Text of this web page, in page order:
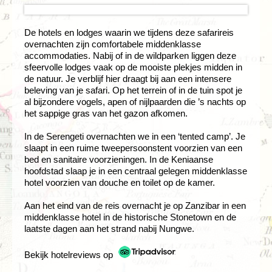
De hotels en lodges waarin we tijdens deze safarireis
overnachten zijn comfortabele middenklasse
accommodaties. Nabij of in de wildparken liggen deze
sfeervolle lodges vaak op de mooiste plekjes midden in
de natuur. Je verblijf hier draagt bij aan een intensere
beleving van je safari. Op het terrein of in de tuin spot je
al bijzondere vogels, apen of nijlpaarden die ’s nachts op
het sappige gras van het gazon afkomen.
In de Serengeti overnachten we in een ‘tented camp’. Je
slaapt in een ruime tweepersoonstent voorzien van een
bed en sanitaire voorzieningen. In de Keniaanse
hoofdstad slaap je in een centraal gelegen middenklasse
hotel voorzien van douche en toilet op de kamer.
Aan het eind van de reis overnacht je op Zanzibar in een
middenklasse hotel in de historische Stonetown en de
laatste dagen aan het strand nabij Nungwe.
Bekijk hotelreviews op